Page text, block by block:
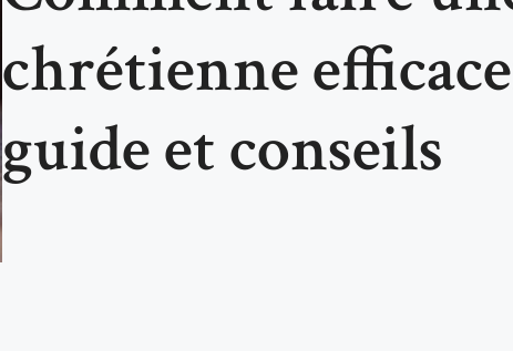
chrétienne
guide et conseils